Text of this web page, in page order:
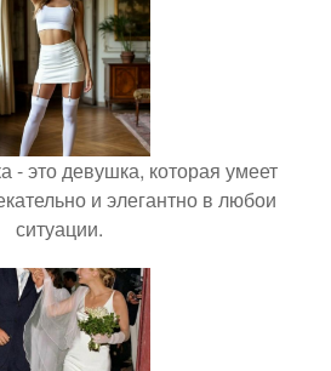
- это девушка, которая умеет
и элегантно в любои
ситуации.